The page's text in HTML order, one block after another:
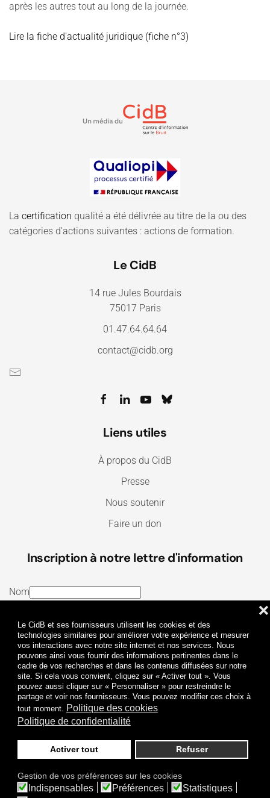
Le CidB et ses fournisseurs utilisent les cookies et des
technologies similaires pour améliorer votre expérience et mesurer
vos interactions avec notre site internet et nos services. Nous
pouvons ainsi vous fournir des informations pertinentes dans le
cadre de vos recherches et dans les contenus diffusées sur notre
site. Si cela vous convient, cliquez sur « Activer tout ». Vous
pouvez aussi cliquer sur « Personnaliser » pour restreindre le
partage et voir nos fournisseurs. Vous pouvez modifier ces choix à
tout moment. Politique des cookies
Politique de confidentialité
Activer tout Refuser
❌
Gestion de vos préférences sur les cookies
Indispensables Préférences
Statistiques
après les autres tout au long de la journée.
Lire la fiche d'actualité juridique (fiche n°3)
La certification qualité a été délivrée au titre de la ou des
catégories d'actions suivantes : actions de formation.
Le CidB
14 rue Jules Bourdais
75017 Paris
01.47.64.64.64
contact@cidb.org
Liens utiles
À propos du CidB
Presse
Nous soutenir
Faire un don
Inscription à notre lettre d'information
Nom
J’ai lu et j’accepte lesTermes et conditionset la
Politique de confidentialité
Je m'abonne
© 2009-2026 CidB. Tous droits réservés.